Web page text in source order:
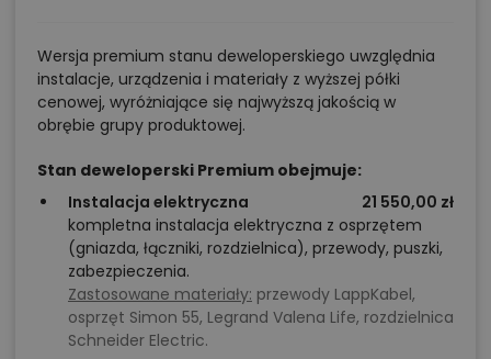
Wersja premium stanu deweloperskiego uwzględnia
instalacje, urządzenia i materiały z wyższej półki
cenowej, wyróżniające się najwyższą jakością w
obrębie grupy produktowej.
Stan deweloperski Premium obejmuje:
Instalacja elektryczna
21 550,00 zł
kompletna instalacja elektryczna z osprzętem
(gniazda, łączniki, rozdzielnica), przewody, puszki,
zabezpieczenia.
Zastosowane materiały: przewody LappKabel,
osprzęt Simon 55, Legrand Valena Life, rozdzielnica
Schneider Electric.